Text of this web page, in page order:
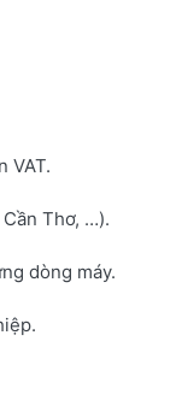
VAT.
Thơ, …).
dòng máy.